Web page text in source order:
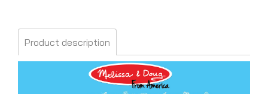
Product description